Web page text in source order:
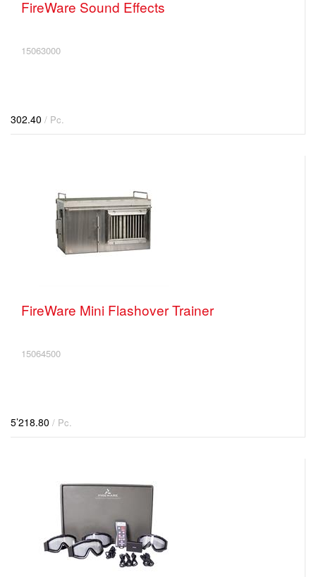
FireWare Sound Effects
15063000
302.40 / Pc.
FireWare Mini Flashover Trainer
15064500
5’218.80 / Pc.